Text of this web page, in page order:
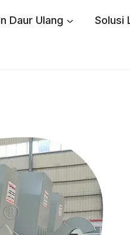
Daur Ulang Solusi